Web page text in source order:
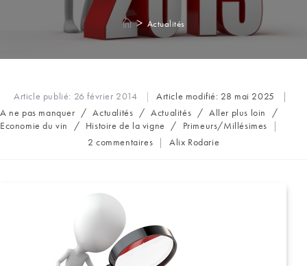
> Actualités
Article publié: 26 février 2014 Article modifié: 28 mai 2025
Post
category:
A ne pas manquer / Actualités / Actualités / Aller plus loin
/
Economie du vin
/ Histoire de la vigne /
Primeurs/Millésimes
Commentaires
2 commentaires
Auteur/autrice
Alix Rodarie